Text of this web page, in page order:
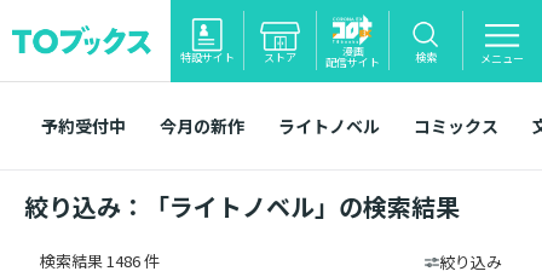
特設サイト ストア 漫画
配信サイト 検索 メニュー
予約受付中 今月の新作 ライトノベル コミックス
絞り込み：「ライトノベル」の検索結果
検索結果 1486 件 絞り込み